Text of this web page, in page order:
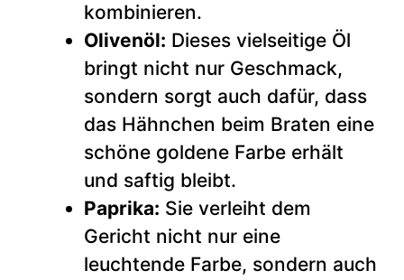
kombinieren.
Olivenöl: Dieses vielseitige Öl
bringt nicht nur Geschmack,
sondern sorgt auch dafür, dass
das Hähnchen beim Braten eine
schöne goldene Farbe erhält
und saftig bleibt.
Paprika: Sie verleiht dem
Gericht nicht nur eine
leuchtende Farbe, sondern auch